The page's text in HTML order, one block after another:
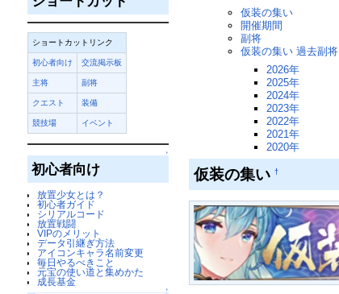
ショートカットリンク
初心者向け 交流掲示板
主将 副将
クエスト 装備
競技場 イベント
↑
初心者向け
放置少女とは？
初心者ガイド
シリアルコード
放置戦闘
VIPのメリット
データ引継ぎ方法
アイコンキャラ名前変更
毎日やるべきこと
元宝の使い道と集めかた
成長基金
↑
仮装の集い
開催期間
副将
仮装の集い 過去副将
2026年
2025年
2024年
2023年
2022年
2021年
2020年
仮装の集い†